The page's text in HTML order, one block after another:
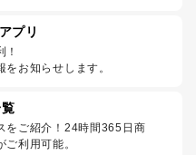
プリ
お知らせします。
をご紹介！24時間365日商
利用可能。